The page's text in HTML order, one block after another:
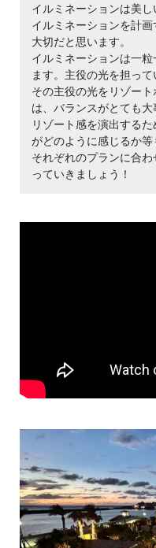
イルミネーションは美し
イルミネーションを計
大切だと思います。
イルミネーションは一
ます。主役の光を担って
その主役の光をリゾー
は、バランスがとても大
リゾート感を演出する
がどのように感じるか等
それぞれのプランに合
っていきましょう！